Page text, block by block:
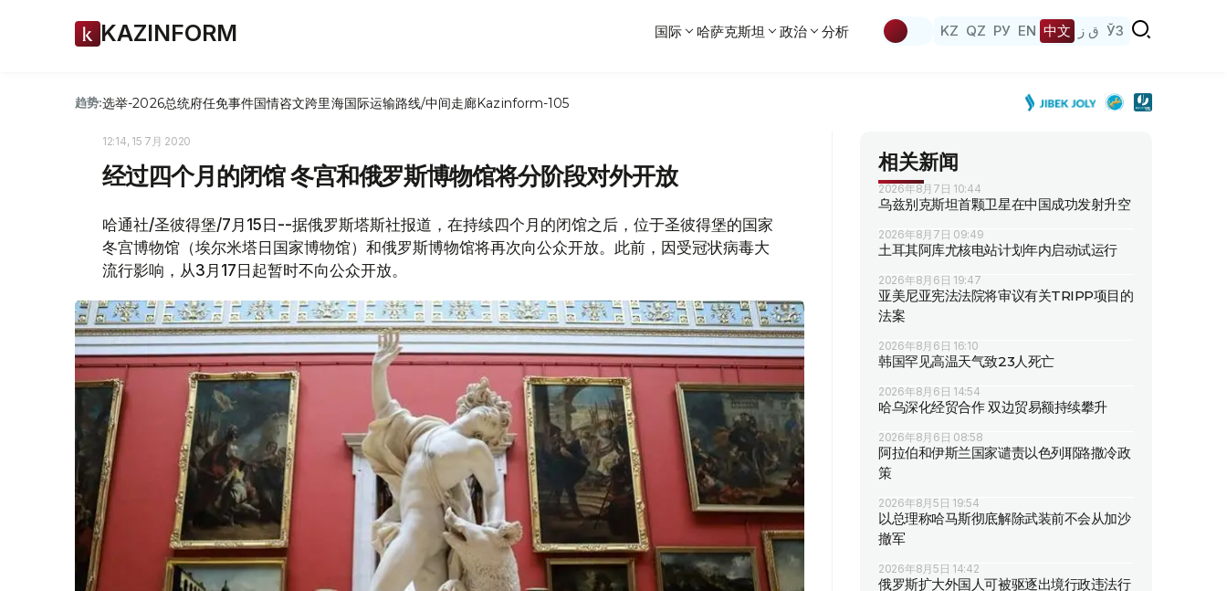
KAZINFORM 国际 哈萨克斯坦 政治 分析 KZ QZ РУ EN 中文 ق ز ЎЗ
趋势:选举-2026总统府任免事件国情咨文跨里海国际运输路线/中间走廊Kazinform-105
12:14, 15 7月 2020
经过四个月的闭馆 冬宫和俄罗斯博物馆将分阶段对外开放
哈通社/圣彼得堡/7月15日--据俄罗斯塔斯社报道，在持续四个月的闭馆之后，位于圣彼得堡的国家
冬宫博物馆（埃尔米塔日国家博物馆）和俄罗斯博物馆将再次向公众开放。此前，因受冠状病毒大
流行影响，从3月17日起暂时不向公众开放。
相关新闻
2026年8月7日 10:44
乌兹别克斯坦首颗卫星在中国成功发射升空
2026年8月7日 09:49
土耳其阿库尤核电站计划年内启动试运行
2026年8月6日 19:47
亚美尼亚宪法法院将审议有关TRIPP项目的
法案
2026年8月6日 16:10
韩国罕见高温天气致23人死亡
2026年8月6日 14:54
哈乌深化经贸合作 双边贸易额持续攀升
2026年8月6日 08:58
阿拉伯和伊斯兰国家谴责以色列耶路撒冷政
策
2026年8月5日 19:54
以总理称哈马斯彻底解除武装前不会从加沙
撤军
2026年8月5日 14:42
俄罗斯扩大外国人可被驱逐出境行政违法行